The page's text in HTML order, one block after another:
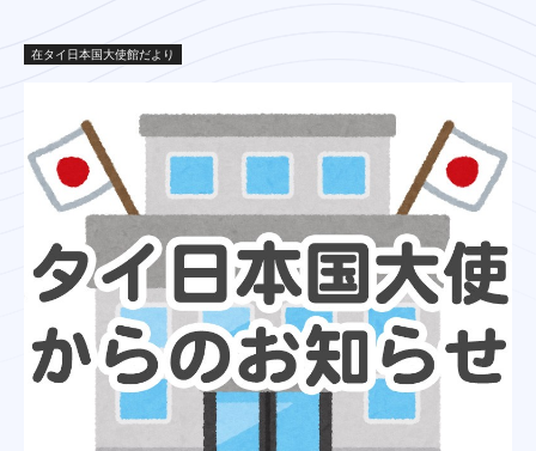
在タイ日本国大使館だより